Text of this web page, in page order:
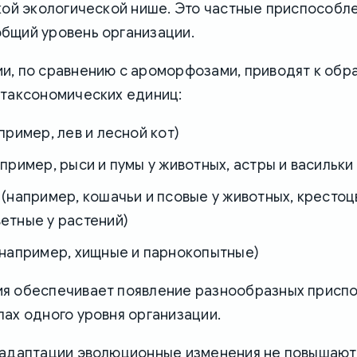
экологической нише. Это частные
уровень организации.
по сравнению с ароморфозами, приводят к
единиц:
лев и лесной кот)
рыси и пумы у животных, астры и васильки
кошачьи и псовые у животных,
у растений)
хищные и парнокопытные)
обеспечивает появление разнообразных
одного уровня организации.
эволюционные изменения не